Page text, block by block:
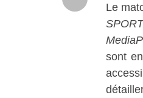
Le
sont